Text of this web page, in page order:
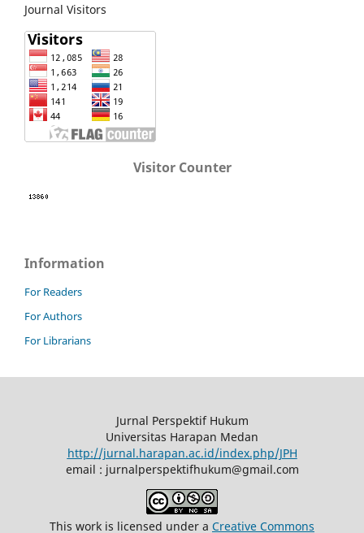
Journal Visitors
Visitor Counter
Information
For Readers
For Authors
For Librarians
Jurnal Perspektif Hukum
Universitas Harapan Medan
http://jurnal.harapan.ac.id/index.php/JPH
email : jurnalperspektifhukum@gmail.com
This work is licensed under a Creative Commons